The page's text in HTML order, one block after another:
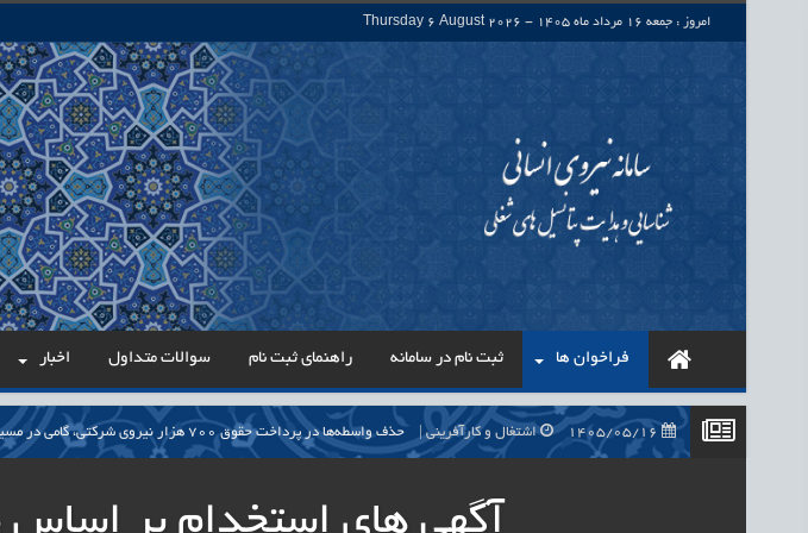
امروز : جمعه 16 مرداد ماه 1405 - Thursday 6 August 2026
فراخوان ها ثبت نام در سامانه راهنمای ثبت نام سوالات متداول اخبار
اشتغال و کارآفرینی حذف واسطه‌ها در پرداخت حقوق ۷۰۰ هزار نیروی شرکتی، گامی در مسیر عدالت اداری